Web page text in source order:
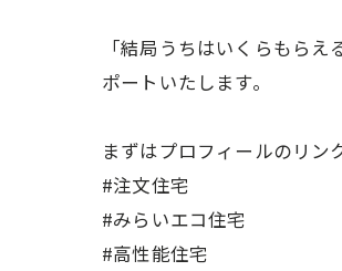
「結局うちはいくらもら
ポートいたします。
まずはプロフィールのリン
#注文住宅
#みらいエコ住宅
#高性能住宅